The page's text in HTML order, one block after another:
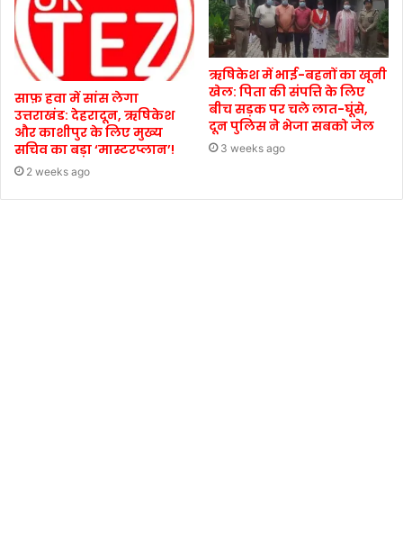
साफ़ हवा में सांस लेगा
उत्तराखंड: देहरादून, ऋषिकेश
और काशीपुर के लिए मुख्य
सचिव का बड़ा ‘मास्टरप्लान’!
2 weeks ago
ऋषिकेश में भाई-बहनों का खूनी
खेल: पिता की संपत्ति के लिए
बीच सड़क पर चले लात-घूंसे,
दून पुलिस ने भेजा सबको जेल
3 weeks ago